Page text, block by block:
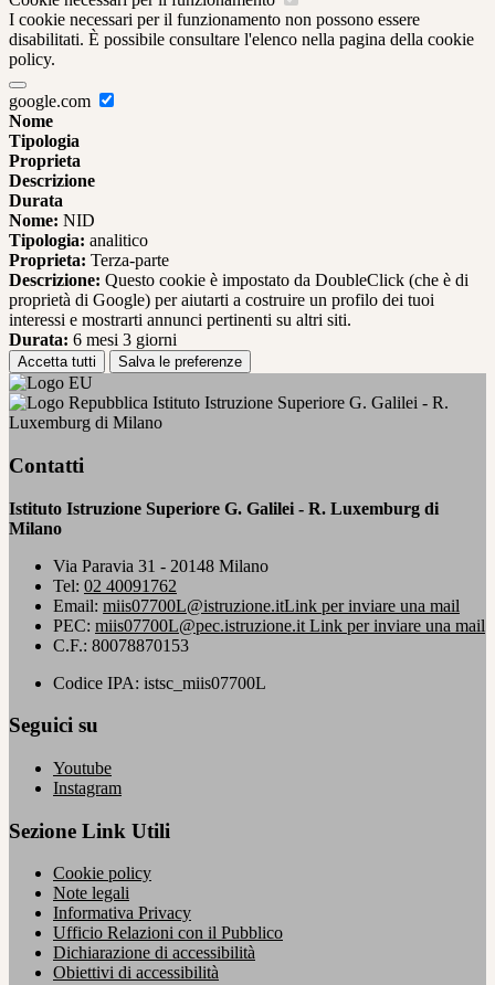
I cookie necessari per il funzionamento non possono essere
disabilitati. È possibile consultare l'elenco nella pagina della cookie
policy.
google.com
Nome
Tipologia
Proprieta
Descrizione
Durata
Nome: NID
Tipologia: analitico
Proprieta: Terza-parte
Descrizione: Questo cookie è impostato da DoubleClick (che è di
proprietà di Google) per aiutarti a costruire un profilo dei tuoi
interessi e mostrarti annunci pertinenti su altri siti.
Durata: 6 mesi 3 giorni
Accetta tutti Salva le preferenze
Istituto Istruzione Superiore G. Galilei - R.
Luxemburg di Milano
Contatti
Istituto Istruzione Superiore G. Galilei - R. Luxemburg di
Milano
Via Paravia 31 - 20148 Milano
Tel: 02 40091762
Email: miis07700L@istruzione.itLink per inviare una mail
PEC: miis07700L@pec.istruzione.it Link per inviare una mail
C.F.: 80078870153
Codice IPA: istsc_miis07700L
Seguici su
Youtube
Instagram
Sezione Link Utili
Cookie policy
Note legali
Informativa Privacy
Ufficio Relazioni con il Pubblico
Dichiarazione di accessibilità
Obiettivi di accessibilità